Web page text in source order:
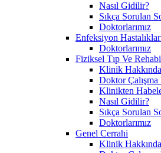
Nasıl Gidilir?
Sıkça Sorulan
Doktorlarımız
Enfeksiyon
Doktorlarımız
Fiziksel Tıp Ve
Klinik Hakkında
Doktor Çalışma
Klinikten
Nasıl Gidilir?
Sıkça Sorulan
Doktorlarımız
Genel Cerrahi
Klinik Hakkında